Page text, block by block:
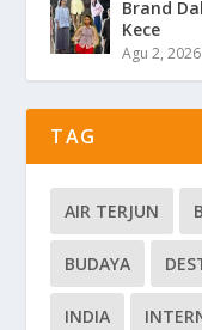
Brand
Kece
Agu 2, 2026
TAG
AIR TERJUN
BUDAYA
INDIA